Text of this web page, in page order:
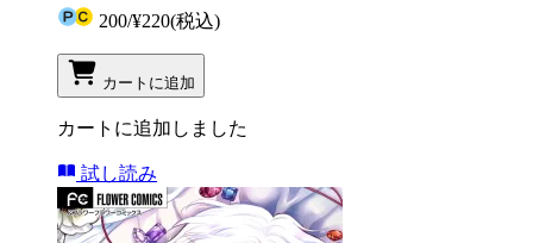
200/¥220(税込)
カートに追加
カートに追加しました
試し読み